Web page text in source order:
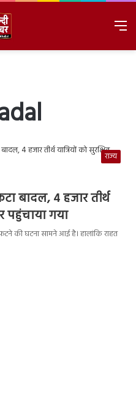
राज्य
बादल, 4 हजार तीर्थ
पहुंचाया गया
की घटना सामने आई है। हालांकि राहत